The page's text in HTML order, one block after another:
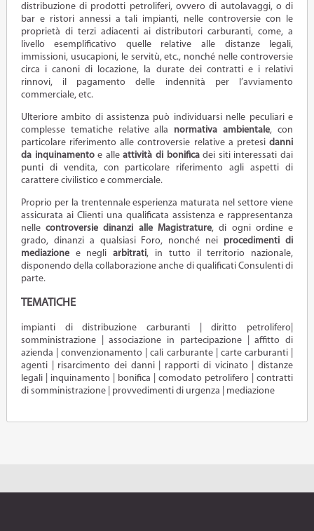
distribuzione di prodotti petroliferi, ovvero di autolavaggi, o di
bar e ristori annessi a tali impianti, nelle controversie con le
proprietà di terzi adiacenti ai distributori carburanti, come, a
livello esemplificativo quelle relative alle distanze legali,
immissioni, usucapioni, le servitù, etc., nonché nelle controversie
circa i canoni di locazione, la durate dei contratti e i relativi
rinnovi, il pagamento delle indennità per l’avviamento
commerciale, etc.
Ulteriore ambito di assistenza può individuarsi nelle peculiari e
complesse tematiche relative alla normativa ambientale, con
particolare riferimento alle controversie relative a pretesidanni
da inquinamentoe alleattività di bonificadei siti interessati dai
punti di vendita, con particolare riferimento agli aspetti di
carattere civilistico e commerciale.
Proprio per la trentennale esperienza maturata nel settore viene
assicurata ai Clienti una qualificata assistenza e rappresentanza
nellecontroversie dinanzi alle Magistrature, di ogni ordine e
grado, dinanzi a qualsiasi Foro, nonché nei procedimenti di
mediazionee negliarbitrati, in tutto il territorio nazionale,
disponendo della collaborazione anche di qualificati Consulenti di
parte.
TEMATICHE
impianti di distribuzione carburanti | diritto petrolifero|
somministrazione | associazione in partecipazione | affitto di
azienda | convenzionamento | cali carburante | carte carburanti |
agenti | risarcimento dei danni | rapporti di vicinato | distanze
legali | inquinamento | bonifica | comodato petrolifero | contratti
di somministrazione | provvedimenti di urgenza | mediazione